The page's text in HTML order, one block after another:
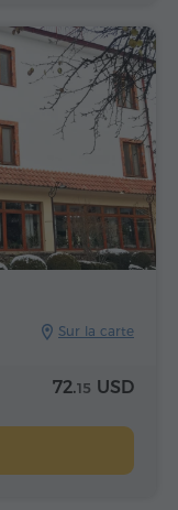
Sur la carte
72.15 USD